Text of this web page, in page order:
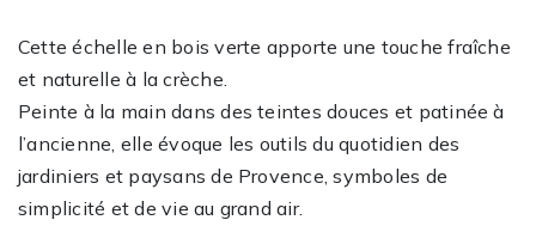
Cette échelle en bois verte apporte une touche fraîche
et naturelle à la crèche.
Peinte à la main dans des teintes douces et patinée à
l’ancienne, elle évoque les outils du quotidien des
jardiniers et paysans de Provence, symboles de
simplicité et de vie au grand air.